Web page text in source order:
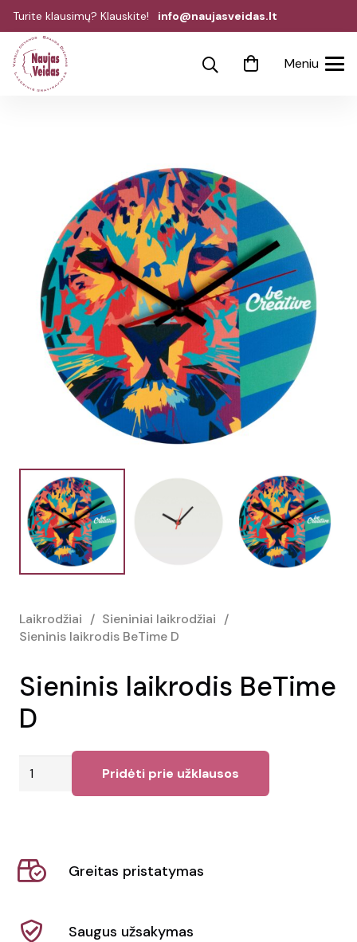
Turite klausimų? Klauskite! info@naujasveidas.lt
Meniu
Laikrodžiai / Sieniniai laikrodžiai /
Sieninis laikrodis BeTime D
Sieninis laikrodis BeTime
D
produkto
BeTime
D
Pridėti prie užklausos
Greitas pristatymas
Saugus užsakymas